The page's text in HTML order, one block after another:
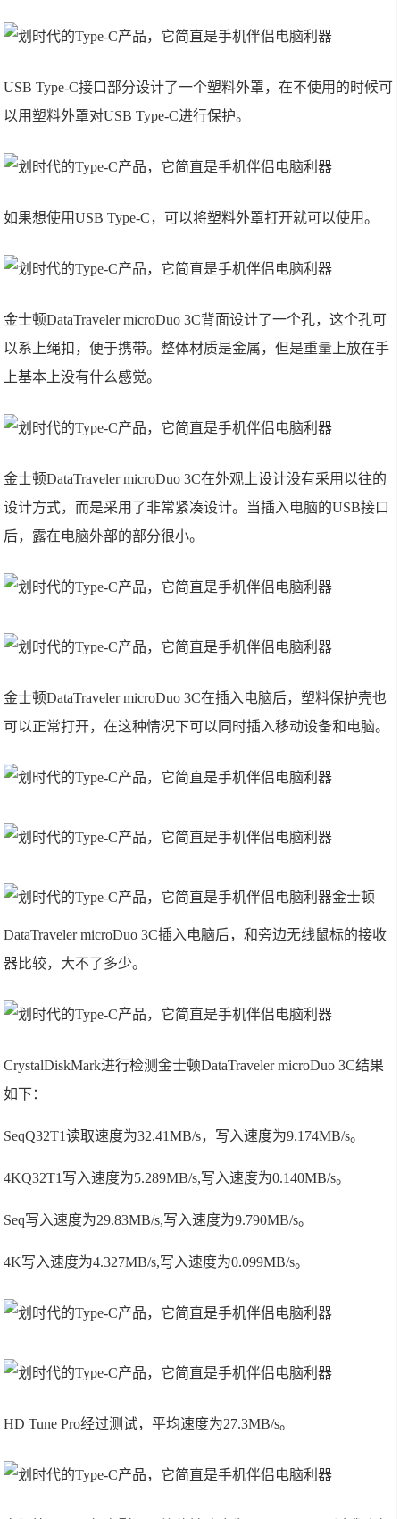
USB Type-C接口部分设计了一个塑料外罩，在不使用的时候可
以用塑料外罩对USB Type-C进行保护。
如果想使用USB Type-C，可以将塑料外罩打开就可以使用。
金士顿DataTraveler microDuo 3C背面设计了一个孔，这个孔可
以系上绳扣，便于携带。整体材质是金属，但是重量上放在手
上基本上没有什么感觉。
金士顿DataTraveler microDuo 3C在外观上设计没有采用以往的
设计方式，而是采用了非常紧凑设计。当插入电脑的USB接口
后，露在电脑外部的部分很小。
金士顿DataTraveler microDuo 3C在插入电脑后，塑料保护壳也
可以正常打开，在这种情况下可以同时插入移动设备和电脑。
金士顿
DataTraveler microDuo 3C插入电脑后，和旁边无线鼠标的接收
器比较，大不了多少。
CrystalDiskMark进行检测金士顿DataTraveler microDuo 3C结果
如下：
SeqQ32T1读取速度为32.41MB/s，写入速度为9.174MB/s。
4KQ32T1写入速度为5.289MB/s,写入速度为0.140MB/s。
Seq写入速度为29.83MB/s,写入速度为9.790MB/s。
4K写入速度为4.327MB/s,写入速度为0.099MB/s。
HD Tune Pro经过测试，平均速度为27.3MB/s。